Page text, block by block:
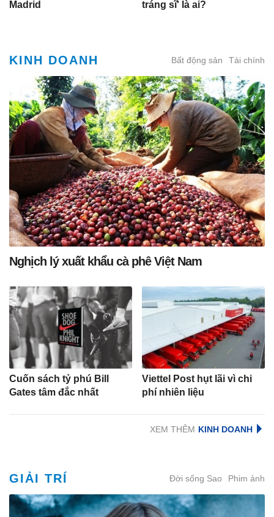
Madrid
tráng sĩ' là ai?
KINH DOANH Bất động sản Tài chính
Nghịch lý xuất khẩu cà phê Việt Nam
Cuốn sách tỷ phú Bill
Gates tâm đắc nhất
Viettel Post hụt lãi vì chi
phí nhiên liệu
XEM THÊM
GIẢI TRÍ Đời sống Sao Phim ảnh